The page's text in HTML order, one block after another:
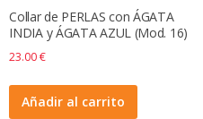
Collar de PERLAS con ÁGATA
INDIA y ÁGATA AZUL (Mod. 16)
23.00€
Añadir al carrito